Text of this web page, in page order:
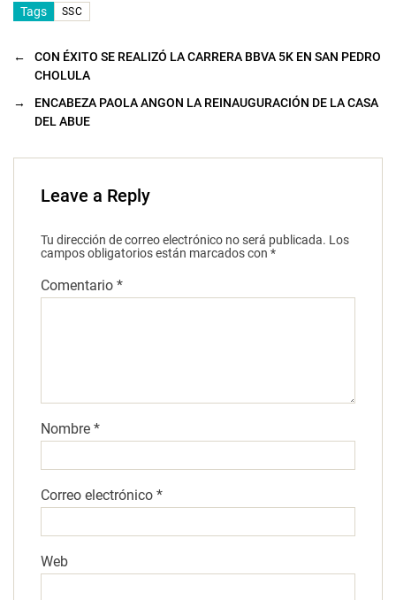
Tags SSC
←
CON ÉXITO SE REALIZÓ LA CARRERA BBVA 5K EN SAN PEDRO
CHOLULA
→
ENCABEZA PAOLA ANGON LA REINAUGURACIÓN DE LA CASA
DEL ABUE
Leave a Reply
Tu dirección de correo electrónico no será publicada. Los
campos obligatorios están marcados con *
Comentario *
Nombre *
Correo electrónico *
Web